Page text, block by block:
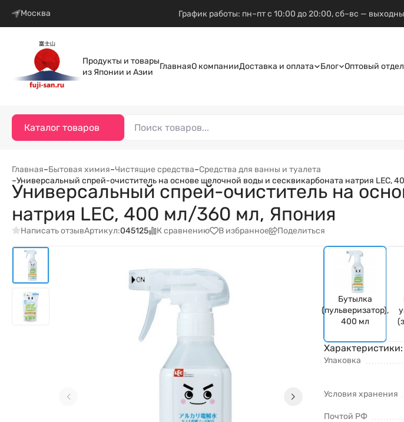
Москва График работы: пн–пт с 10:00 до 20:00, сб–вс —
Продукты и товары
из Японии и Азии
ГлавнаяО компанииДоставка и оплата Блог Оптовый отдел
Каталог товаров
Главная–Бытовая химия–Чистящие средства–Средства для ванны и туалета
–Универсальный спрей-очиститель на основе щелочной воды и сесквикарбоната натрия LEC,
Универсальный спрей-очиститель на
натрия LEC, 400 мл/360 мл, Япония
Написать отзывАртикул:045125 К сравнению В избранное Поделиться
Бутылка
(пульверизатор),
400 мл
Характеристики:
Упаковка
Условия хранения
Почтой РФ